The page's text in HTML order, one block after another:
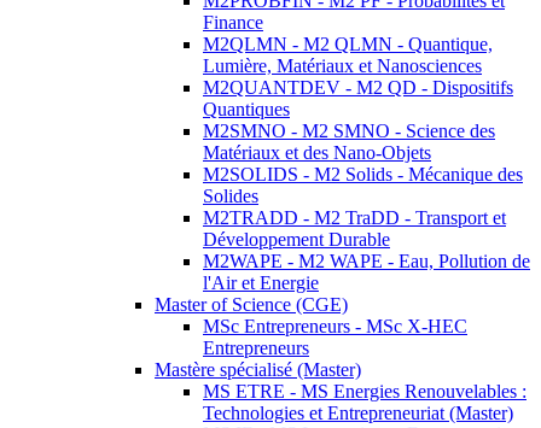
Finance
M2QLMN - M2 QLMN - Quantique,
Lumière, Matériaux et Nanosciences
M2QUANTDEV - M2 QD - Dispositifs
Quantiques
M2SMNO - M2 SMNO - Science des
Matériaux et des Nano-Objets
M2SOLIDS - M2 Solids - Mécanique des
Solides
M2TRADD - M2 TraDD - Transport et
Développement Durable
M2WAPE - M2 WAPE - Eau, Pollution de
l'Air et Energie
Master of Science (CGE)
MSc Entrepreneurs - MSc X-HEC
Entrepreneurs
Mastère spécialisé (Master)
MS ETRE - MS Energies Renouvelables :
Technologies et Entrepreneuriat (Master)